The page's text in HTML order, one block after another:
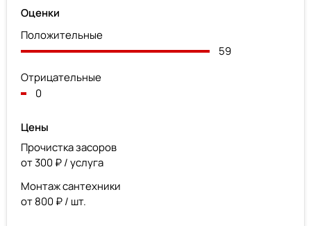
Оценки
Положительные
59
Отрицательные
0
Цены
Прочистка засоров
от 300 ₽ / услуга
Монтаж сантехники
от 800 ₽ / шт.